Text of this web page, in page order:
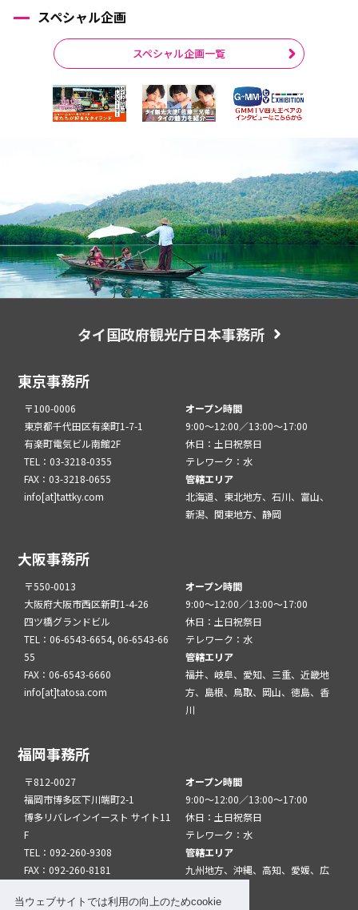
当ウェブサイトでは利用の向上のためcookie
スペシャル企画
スペシャル企画一覧
タイ国政府観光庁日本事務所
東京事務所
〒100-0006
東京都千代田区有楽町1-7-1
有楽町電気ビル南館2F
TEL：03-3218-0355
FAX：03-3218-0655
info[at]tattky.com
オープン時間
9:00～12:00／13:00～17:00
休日：土日祝祭日
テレワーク：水
管轄エリア
北海道、東北地方、石川、富山、
新潟、関東地方、静岡
大阪事務所
〒550-0013
大阪府大阪市西区新町1-4-26
四ツ橋グランドビル
TEL：06-6543-6654, 06-6543-66
55
FAX：06-6543-6660
info[at]tatosa.com
オープン時間
9:00～12:00／13:00～17:00
休日：土日祝祭日
テレワーク：水
管轄エリア
福井、岐阜、愛知、三重、近畿地
方、島根、鳥取、岡山、徳島、香
川
福岡事務所
〒812-0027
福岡市博多区下川端町2-1
博多リバレインイースト サイト11
F
TEL：092-260-9308
FAX：092-260-8181
オープン時間
9:00～12:00／13:00～17:00
休日：土日祝祭日
テレワーク：水
管轄エリア
九州地方、沖縄、高知、愛媛、広